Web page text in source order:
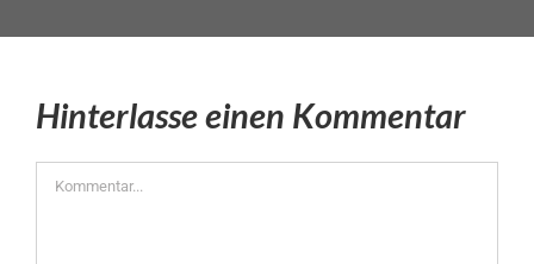
Hinterlasse einen Kommentar